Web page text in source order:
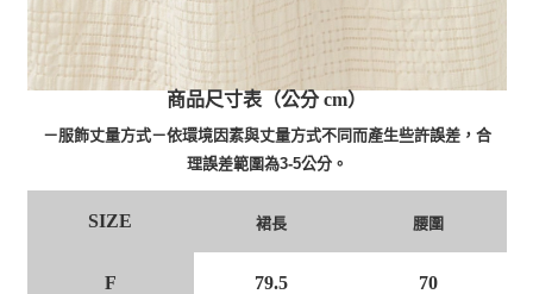
商品尺寸表（公分 cm）
－服飾丈量方式－依環境因素與丈量方式不同而產生些許誤差，合
理誤差範圍為3-5公分。
SIZE 裙長 腰圍
F 79.5 70